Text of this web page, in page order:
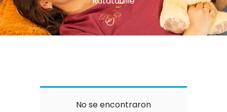
No se encontraron